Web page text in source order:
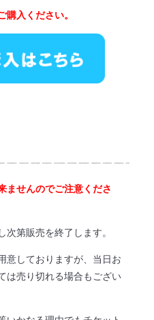
購入ください。
ませんのでご注意くださ
次第販売を終了します。
意しておりますが、当日お
は売り切れる場合もござい